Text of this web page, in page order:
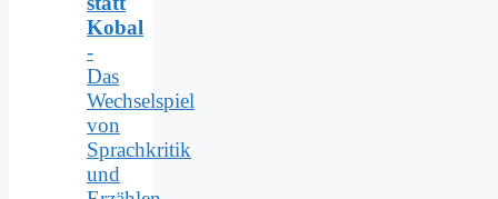
Kobal
-
Das
Wechselspiel
von
Sprachkritik
und